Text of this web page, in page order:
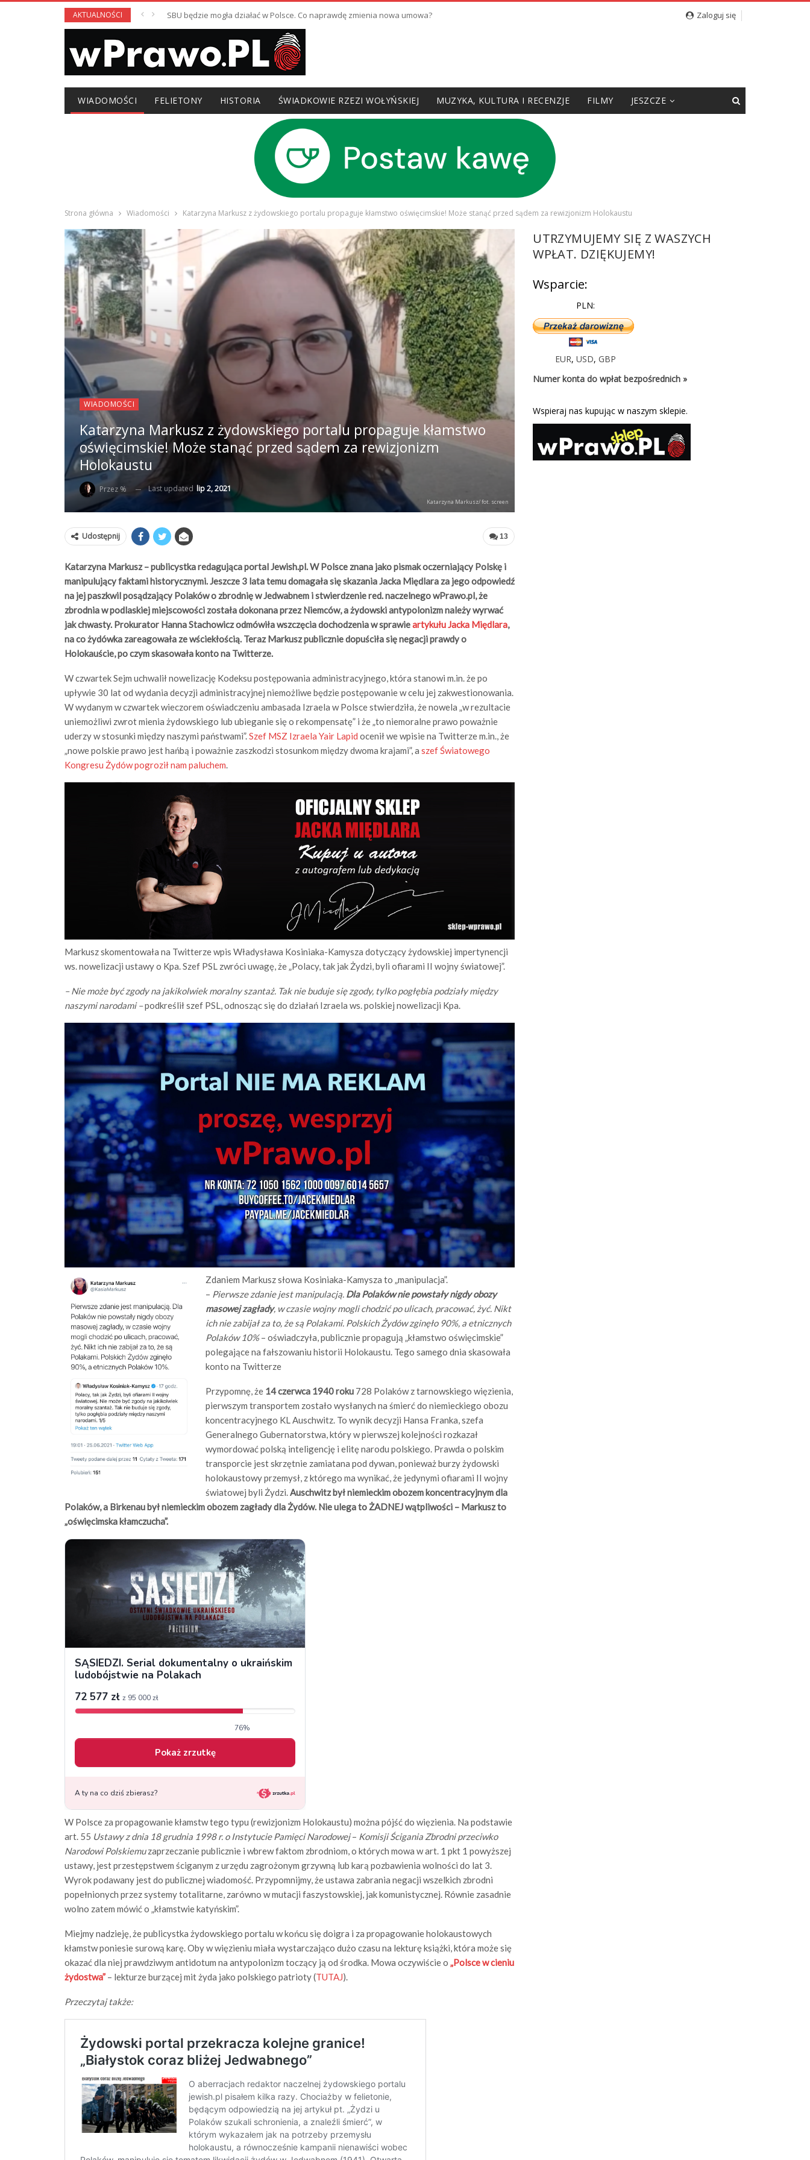
AKTUALNOŚCI SBU będzie mogła działać w Polsce. Co naprawdę zmienia nowa umowa? Zaloguj się
WIADOMOŚCI FELIETONY HISTORIA ŚWIADKOWIE RZEZI WOŁYŃSKIEJ MUZYKA, KULTURA I RECENZJE FILMY JESZCZE
Strona główna Wiadomości Katarzyna Markusz z żydowskiego portalu propaguje kłamstwo oświęcimskie! Może stanąć przed sądem za rewizjonizm Holokaustu
WIADOMOŚCI
Katarzyna Markusz z żydowskiego portalu propaguje kłamstwo
oświęcimskie! Może stanąć przed sądem za rewizjonizm
Holokaustu
Przez % Last updated lip 2, 2021
Katarzyna Markusz/ fot. screen
13
Udostępnij
Katarzyna Markusz – publicystka redagująca portal Jewish.pl. W Polsce znana jako pismak oczerniający Polskę i
manipulujący faktami historycznymi. Jeszcze 3 lata temu domagała się skazania Jacka Międlara za jego odpowiedź
na jej paszkwil posądzający Polaków o zbrodnię w Jedwabnem i stwierdzenie red. naczelnego wPrawo.pl, że
zbrodnia w podlaskiej miejscowości została dokonana przez Niemców, a żydowski antypolonizm należy wyrwać
jak chwasty. Prokurator Hanna Stachowicz odmówiła wszczęcia dochodzenia w sprawieartykułu Jacka Międlara,
na co żydówka zareagowała ze wściekłością. Teraz Markusz publicznie dopuściła się negacji prawdy o
Holokauście, po czym skasowała konto na Twitterze.
W czwartek Sejm uchwalił nowelizację Kodeksu postępowania administracyjnego, która stanowi m.in. że po
upływie 30 lat od wydania decyzji administracyjnej niemożliwe będzie postępowanie w celu jej zakwestionowania.
W wydanym w czwartek wieczorem oświadczeniu ambasada Izraela w Polsce stwierdziła, że nowela „w rezultacie
uniemożliwi zwrot mienia żydowskiego lub ubieganie się o rekompensatę” i że „to niemoralne prawo poważnie
uderzy w stosunki między naszymi państwami”.Szef MSZ Izraela Yair Lapid ocenił we wpisie na Twitterze m.in., że
„nowe polskie prawo jest hańbą i poważnie zaszkodzi stosunkom między dwoma krajami”, a szef Światowego
Kongresu Żydów pogroził nam paluchem.
Markusz skomentowała na Twitterze wpis Władysława Kosiniaka-Kamysza dotyczący żydowskiej impertynencji
ws. nowelizacji ustawy o Kpa. Szef PSL zwróci uwagę, że „Polacy, tak jak Żydzi, byli ofiarami II wojny światowej”.
– Nie może być zgody na jakikolwiek moralny szantaż. Tak nie buduje się zgody, tylko pogłębia podziały między
naszymi narodami –podkreślił szef PSL, odnosząc się do działań Izraela ws. polskiej nowelizacji Kpa.
Zdaniem Markusz słowa Kosiniaka-Kamysza to „manipulacja”.
– Pierwsze zdanie jest manipulacją. Dla Polaków nie powstały nigdy obozy
masowej zagłady, w czasie wojny mogli chodzić po ulicach, pracować, żyć. Nikt
ich nie zabijał za to, że są Polakami. Polskich Żydów zginęło 90%, a etnicznych
Polaków 10%– oświadczyła, publicznie propagują „kłamstwo oświęcimskie”
polegające na fałszowaniu historii Holokaustu. Tego samego dnia skasowała
konto na Twitterze
Przypomnę, że 14 czerwca 1940 roku 728 Polaków z tarnowskiego więzienia,
pierwszym transportem zostało wysłanych na śmierć do niemieckiego obozu
koncentracyjnego KL Auschwitz. To wynik decyzji Hansa Franka, szefa
Generalnego Gubernatorstwa, który w pierwszej kolejności rozkazał
wymordować polską inteligencję i elitę narodu polskiego. Prawda o polskim
transporcie jest skrzętnie zamiatana pod dywan, ponieważ burzy żydowski
holokaustowy przemysł, z którego ma wynikać, że jedynymi ofiarami II wojny
światowej byli Żydzi.Auschwitz był niemieckim obozem koncentracyjnym dla
Polaków, a Birkenau był niemieckim obozem zagłady dla Żydów. Nie ulega to ŻADNEJ wątpliwości – Markusz to
„oświęcimska kłamczucha”.
W Polsce za propagowanie kłamstw tego typu (rewizjonizm Holokaustu) można pójść do więzienia. Na podstawie
art. 55 Ustawy z dnia 18 grudnia 1998 r. o Instytucie Pamięci Narodowej– Komisji Ścigania Zbrodni przeciwko
Narodowi Polskiemuzaprzeczanie publicznie i wbrew faktom zbrodniom, o których mowa w art. 1 pkt 1 powyższej
ustawy, jest przestępstwem ściganym z urzędu zagrożonym grzywną lub karą pozbawienia wolności do lat 3.
Wyrok podawany jest do publicznej wiadomość. Przypomnijmy, że ustawa zabrania negacji wszelkich zbrodni
popełnionych przez systemy totalitarne, zarówno w mutacji faszystowskiej, jak komunistycznej. Równie zasadnie
wolno zatem mówić o „kłamstwie katyńskim”.
Miejmy nadzieję, że publicystka żydowskiego portalu w końcu się doigra i za propagowanie holokaustowych
kłamstw poniesie surową karę. Oby w więzieniu miała wystarczająco dużo czasu na lekturę książki, która może się
okazać dla niej prawdziwym antidotum na antypolonizm toczący ją od środka. Mowa oczywiście o „Polsce w cieniu
żydostwa” – lekturze burzącej mit żyda jako polskiego patrioty (TUTAJ).
Przeczytaj także:
UTRZYMUJEMY SIĘ Z WASZYCH
WPŁAT. DZIĘKUJEMY!
Wsparcie:
PLN:
EUR,USD,GBP
Numer konta do wpłat bezpośrednich »
Wspieraj nas kupując w naszym sklepie.